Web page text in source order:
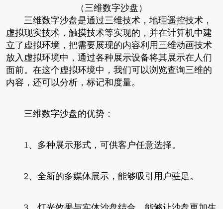
（三维数字沙盘）
三维数字沙盘是通过三维技术，地理遥控技术，
虚拟现实技术，触摸技术等实现的，并在计算机中建
立了虚拟环境，把需要展现的内容利用三维动画技术
放入虚拟环境中，通过各种展示设备将其展示在人们
面前。在这个虚拟环境中，我们可以浏览查询三维的
内容，还可以分析，标记和度量。
三维数字沙盘的优势：
1、多种展示形式，可供客户任意选择。
2、全新的多媒体展示，能够吸引用户驻足。